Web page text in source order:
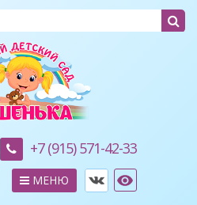
+7 (915) 571-42-33
МЕНЮ